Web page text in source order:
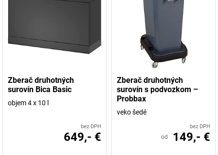
Zberač druhotných
surovín Bica Basic
objem 4 x 10 l
bez DPH
649,- €
Zberač druhotných
surovín s podvozkom –
Probbax
veko šedé
bez DPH
od 149,- €